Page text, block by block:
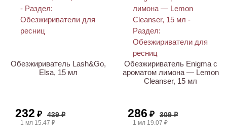
Обезжириватель Lash&Go,
Elsa, 15 мл
АКЦИЯ
232 ₽ 439 ₽
1 мл 15.47 ₽
Обезжириватель Enigma с
ароматом лимона — Lemon
Cleanser, 15 мл
286 ₽ 309 ₽
1 мл 19.07 ₽